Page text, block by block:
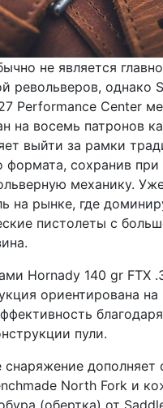
не является
револьверов, однако
Performance Center
на восемь патронов
выйти за рамки
формата, сохранив при
механику.
на рынке, где
пистолеты с
Hornady 140 gr FTX
ориентирована на
благодаря
пули.
North Fork и